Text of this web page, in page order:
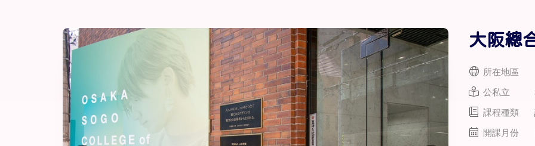
專門學校
高中課程
短期大學
大學
研究所
商業日文課程
大阪總
所在地區
公私立
課程種類
開課月份